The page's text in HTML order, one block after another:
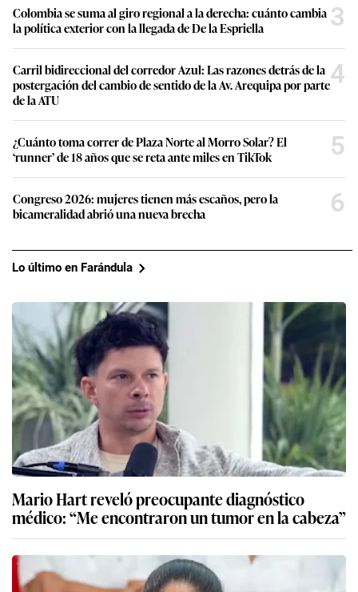
Colombia se suma al giro regional a la derecha: cuánto cambia
la política exterior con la llegada de De la Espriella
3
Carril bidireccional del corredor Azul: Las razones detrás de la
postergación del cambio de sentido de la Av. Arequipa por parte
de la ATU
4
¿Cuánto toma correr de Plaza Norte al Morro Solar? El
‘runner’ de 18 años que se reta ante miles en TikTok
5
Congreso 2026: mujeres tienen más escaños, pero la
bicameralidad abrió una nueva brecha
6
Lo último en Farándula
Mario Hart reveló preocupante diagnóstico
médico: “Me encontraron un tumor en la cabeza”